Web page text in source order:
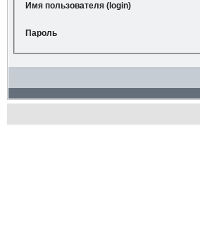
Имя пользователя (login)
Пароль